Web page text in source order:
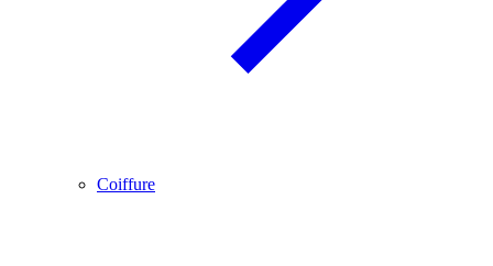
Coiffure